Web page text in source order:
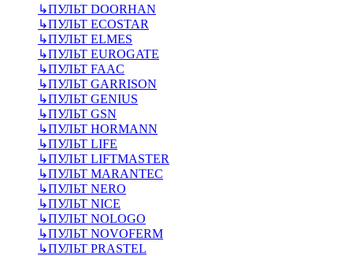
↳ПУЛЬТ DOORHAN
↳ПУЛЬТ ECOSTAR
↳ПУЛЬТ ELMES
↳ПУЛЬТ EUROGATE
↳ПУЛЬТ FAAC
↳ПУЛЬТ GARRISON
↳ПУЛЬТ GENIUS
↳ПУЛЬТ GSN
↳ПУЛЬТ HORMANN
↳ПУЛЬТ LIFE
↳ПУЛЬТ LIFTMASTER
↳ПУЛЬТ MARANTEC
↳ПУЛЬТ NERO
↳ПУЛЬТ NICE
↳ПУЛЬТ NOLOGO
↳ПУЛЬТ NOVOFERM
↳ПУЛЬТ PRASTEL